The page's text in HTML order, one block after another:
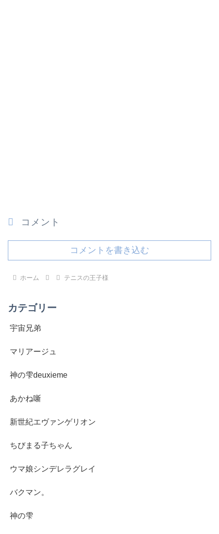
コメント
コメントを書き込む
ホーム テニスの王子様
カテゴリー
宇宙兄弟
マリアージュ
神の雫deuxieme
あかね噺
新世紀エヴァンゲリオン
ちびまる子ちゃん
ウマ娘シンデレラグレイ
バクマン。
神の雫